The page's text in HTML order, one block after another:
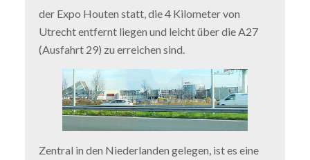
der Expo Houten statt, die 4 Kilometer von
Utrecht entfernt liegen und leicht über die A27
(Ausfahrt 29) zu erreichen sind.
Zentral in den Niederlanden gelegen, ist es eine